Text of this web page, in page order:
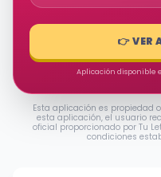
👉 VER
Aplicación disponible
Esta aplicación es propiedad
esta aplicación, el usuario
oficial proporcionado por Tu
condiciones